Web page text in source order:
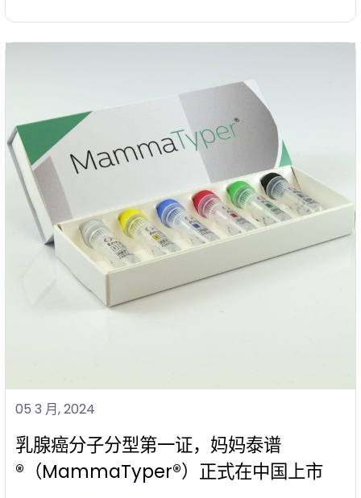
05 3 月, 2024
乳腺癌分子分型第一证，妈妈泰谱
®（MammaTyper®）正式在中国上市